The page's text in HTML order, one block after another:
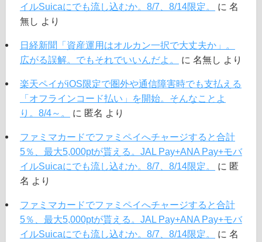
イルSuicaにでも流し込むか。8/7、8/14限定。
に 名
無し
より
日経新聞「資産運用はオルカン一択で大丈夫か」。
広がる誤解。でもそれでいいんだよ。
に 名無し より
楽天ペイがiOS限定で圏外や通信障害時でも支払える
「オフラインコード払い」を開始。そんなことよ
り。8/4～。
に 匿名 より
ファミマカードでファミペイへチャージすると合計
5％、最大5,000ptが貰える。JAL Pay+ANA Pay+モバ
イルSuicaにでも流し込むか。8/7、8/14限定。
に 匿
名 より
ファミマカードでファミペイへチャージすると合計
5％、最大5,000ptが貰える。JAL Pay+ANA Pay+モバ
イルSuicaにでも流し込むか。8/7、8/14限定。
に 名